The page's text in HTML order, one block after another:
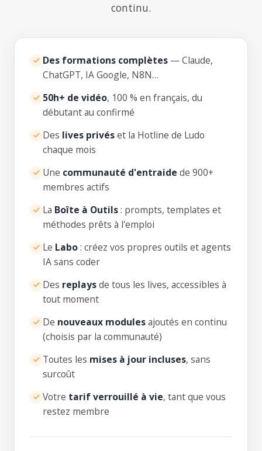
continu.
Des formations complètes — Claude,
ChatGPT, IA Google, N8N…
50h+ de vidéo, 100 % en français, du
débutant au confirmé
Des lives privéset la Hotline de Ludo
chaque mois
Une communauté d'entraide de 900+
membres actifs
La Boîte à Outils: prompts, templates et
méthodes prêts à l'emploi
Le Labo: créez vos propres outils et agents
IA sans coder
Des replaysde tous les lives, accessibles à
tout moment
De nouveaux modulesajoutés en continu
(choisis par la communauté)
Toutes les mises à jour incluses, sans
surcoût
Votre tarif verrouillé à vie, tant que vous
restez membre